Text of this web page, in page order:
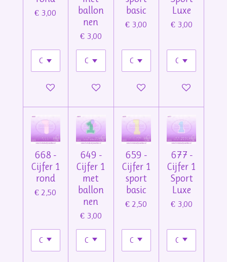
€ 3,00
In winkelwagen
ballon
nen
€ 3,00
In winkelwagen
basic
€ 3,00
In winkelwagen
Luxe
€ 3,00
In winkelwagen
668 -
Cijfer 1
rond
€ 2,50
649 -
Cijfer 1
met
ballon
nen
€ 3,00
659 -
Cijfer 1
sport
basic
€ 2,50
677 -
Cijfer 1
Sport
Luxe
€ 3,00